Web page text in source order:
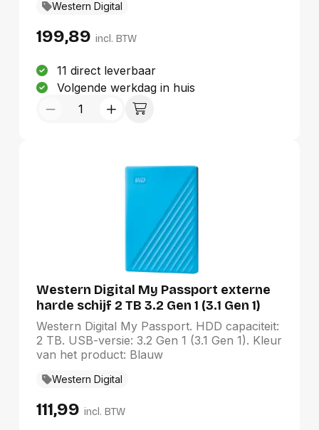
bestanden die uw digitale leven
SPECIFICATIESGeformatteerde exFAT voor
Mac. Besturingssysteem: Windows® 10,
Windows 8, Windows 7, Mac OS X El
Capitan, Yosemite of Mavericks. Moet
mogelijk opnieuw worden geformatteerd
compatibiliteit afwijken.
Western Digital
199,89 incl. BTW
11 direct leverbaar
Volgende werkdag in huis
Western Digital My Passport externe
harde schijf 2 TB 3.2 Gen 1 (3.1 Gen 1)
Blauw
Western Digital My Passport. HDD capaciteit:
2 TB. USB-versie: 3.2 Gen 1 (3.1 Gen 1). Kleur
van het product: Blauw
Western Digital
111,99 incl. BTW